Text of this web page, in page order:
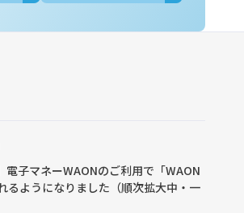
電子マネーWAONのご利用で「WAON
るようになりました（順次拡大中・一